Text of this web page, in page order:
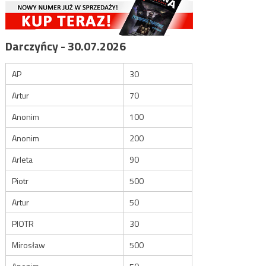
Darczyńcy - 30.07.2026
AP
30
Artur
70
Anonim
100
Anonim
200
Arleta
90
Piotr
500
Artur
50
PIOTR
30
Mirosław
500